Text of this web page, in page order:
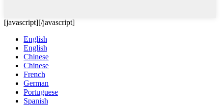
[javascript][/javascript]
English
English
Chinese
Chinese
French
German
Portuguese
Spanish